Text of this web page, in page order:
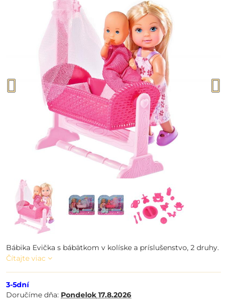
Bábika Evička s bábätkom v kolíske a príslušenstvo, 2 druhy.
Čítajte viac
3-5dní
Doručíme dňa: Pondelok 17.8.2026